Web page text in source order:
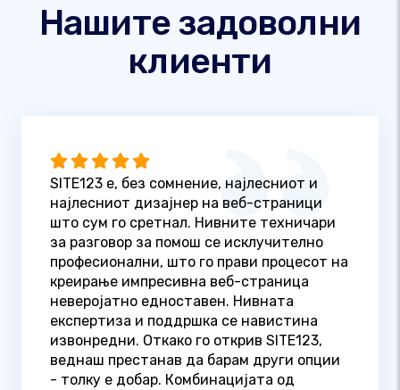
Нашите задоволни
клиенти
SITE123 е, без сомнение, најлесниот и
најлесниот дизајнер на веб-страници
што сум го сретнал. Нивните техничари
за разговор за помош се исклучително
професионални, што го прави процесот на
креирање импресивна веб-страница
неверојатно едноставен. Нивната
експертиза и поддршка се навистина
извонредни. Откако го открив SITE123,
веднаш престанав да барам други опции
- толку е добар. Комбинацијата од